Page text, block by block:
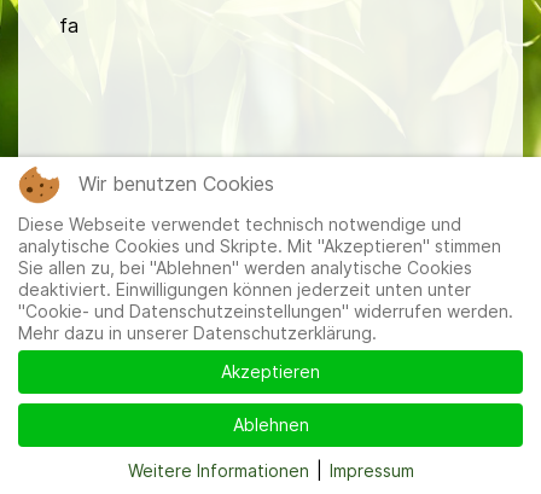
fa
und Datenschutzeinstellungen
Wir benutzen Cookies
Diese Webseite verwendet technisch notwendige und
analytische Cookies und Skripte. Mit "Akzeptieren" stimmen
Sie allen zu, bei "Ablehnen" werden analytische Cookies
deaktiviert. Einwilligungen können jederzeit unten unter
"Cookie- und Datenschutzeinstellungen" widerrufen werden.
Mehr dazu in unserer Datenschutzerklärung.
Akzeptieren
Ablehnen
Weitere Informationen Impressum